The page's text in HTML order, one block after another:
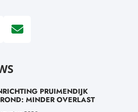
PRUIMENDIJK
MINDER OVERLAST